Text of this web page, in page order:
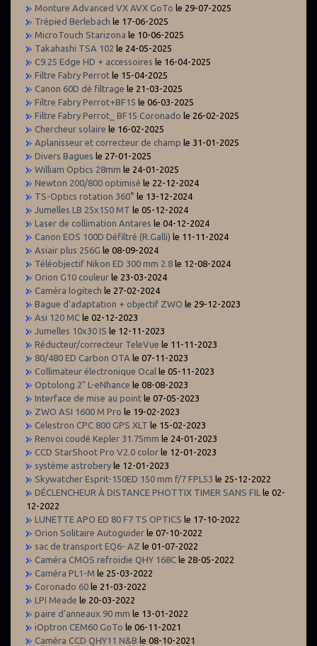
Monture Advanced VX AVX GoTo le 29-07-2025
Trépied Berlebach le 17-06-2025
MicroTouch Starizona le 10-06-2025
Takahashi TSA 102 le 24-05-2025
C9.25 Edge HD + accessoires le 16-04-2025
Filtre Fabry Perrot le 15-04-2025
Canon 60D dé filtrage le 21-03-2025
Filtre Fabry Perrot+BF15 le 06-03-2025
Filtre Fabry Perrot_ BF15 Coronado le 26-02-2025
Chercheur solaire le 16-02-2025
Aplanisseur et correcteur de champ le 31-01-2025
Divers Bagues le 27-01-2025
William Optics 28mm le 24-01-2025
Newton 200/800 optimisé le 22-12-2024
TS-Optics rotation 360° le 13-12-2024
Jumelles LB 25x150 MT le 05-12-2024
Laser de collimation Antares le 04-12-2024
Canon EOS 100D Défiltré (R.Galli) le 11-11-2024
Asiair plus 256G le 08-09-2024
Téléobjectif Nikon ED 300 mm 2.8 le 12-08-2024
Orion G10 couleur le 23-03-2024
Caméra logitech le 27-02-2024
Bague d'adaptation + objectif ZWO le 29-12-2023
Asi 120 MC le 02-12-2023
Jumelles 10x30 IS le 12-11-2023
Réducteur/correcteur TeleVue le 11-11-2023
80/480 ED Carbon OTA le 07-11-2023
Collimateur électronique Ocal le 05-11-2023
Optolong 2" L-eNhance le 08-08-2023
Interface de mise au point le 07-05-2023
ZWO ASI 1600 M Pro le 19-02-2023
Celestron CPC 800 GPS XLT le 15-02-2023
Renvoi coudé Kepler 31.75mm le 24-01-2023
CCD StarShoot Pro V2.0 color le 12-01-2023
système astrobery le 12-01-2023
Skywatcher Esprit-150ED 150 mm f/7 FPL53 le 25-12-2022
DÉCLENCHEUR À DISTANCE PHOTTIX TIMER SANS FIL le 02-
12-2022
LUNETTE APO ED 80 F7 TS OPTICS le 17-10-2022
Orion Solitaire Autoguider le 07-10-2022
sac de transport EQ6- AZ le 01-07-2022
Caméra CMOS refroidie QHY 168C le 28-05-2022
Caméra PL1-M le 25-03-2022
Coronado 60 le 21-03-2022
LPI Meade le 20-03-2022
paire d'anneaux 90 mm le 13-01-2022
iOptron CEM60 GoTo le 06-11-2021
Caméra CCD QHY11 N&B le 08-10-2021